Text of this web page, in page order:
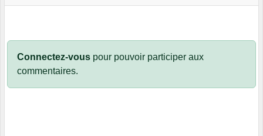
Connectez-vous pour pouvoir participer aux
commentaires.